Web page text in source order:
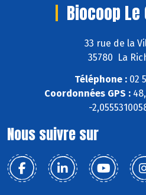
Biocoop
33 rue de la
35780 La
Téléphone : 02
Coordonnées GPS :
-
Nous suivre sur